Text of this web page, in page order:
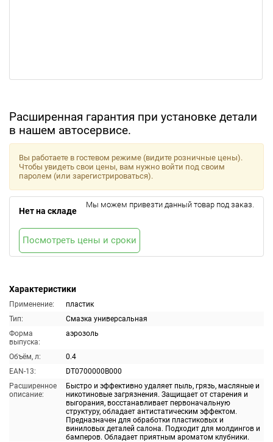
Расширенная гарантия при установке детали
в нашем автосервисе.
Характеристики
Применение:
пластик
Тип:
Смазка универсальная
Форма
выпуска:
аэрозоль
Объём, л:
0.4
EAN-13:
DT0700000B000
Расширенное
описание:
Быстро и эффективно удаляет пыль, грязь, масляные и
никотиновые загрязнения. Защищает от старения и
выгорания, восстанавливает первоначальную
структуру, обладает антистатическим эффектом.
Предназначен для обработки пластиковых и
виниловых деталей салона. Подходит для молдингов и
бамперов. Обладает приятным ароматом клубники.
Вы работаете в гостевом режиме (видите розничные цены).
Чтобы увидеть свои цены, вам нужно войти под своим
паролем (или зарегистрироваться).
Нет на складе
Мы можем привезти данный товар под заказ.
Посмотреть цены и сроки